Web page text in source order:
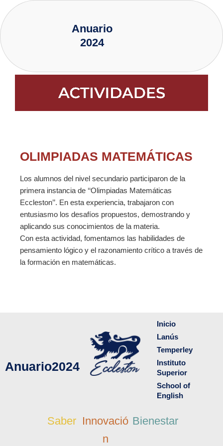
al
contenido
Anuario
2024
OLIMPIADAS MATEMÁTICAS
Los alumnos del nivel secundario participaron de la
primera instancia de ‘‘Olimpiadas Matemáticas
Eccleston’’. En esta experiencia, trabajaron con
entusiasmo los desafíos propuestos, demostrando y
aplicando sus conocimientos de la materia.
Con esta actividad, fomentamos las habilidades de
pensamiento lógico y el razonamiento crítico a través de
la formación en matemáticas.
Anuario2024
Inicio
Lanús
Temperley
Instituto
Superior
School of
English
Saber Innovació
n
Bienestar